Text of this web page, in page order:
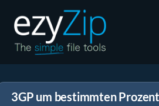
Entpacken
3GP um bestimmten